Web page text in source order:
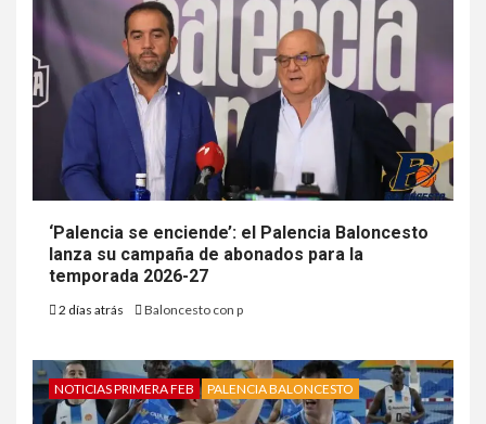
‘Palencia se enciende’: el Palencia Baloncesto
lanza su campaña de abonados para la
temporada 2026-27
2 días atrás Baloncesto con p
NOTICIAS PRIMERA FEB PALENCIA BALONCESTO